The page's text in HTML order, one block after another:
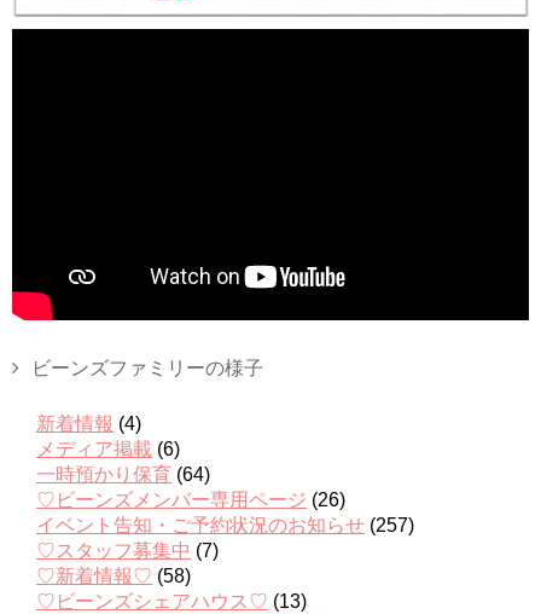
ビーンズファミリーの様子
新着情報 (4)
メディア掲載 (6)
一時預かり保育 (64)
♡ビーンズメンバー専用ページ (26)
イベント告知・ご予約状況のお知らせ (257)
♡スタッフ募集中 (7)
♡新着情報♡ (58)
♡ビーンズシェアハウス♡ (13)